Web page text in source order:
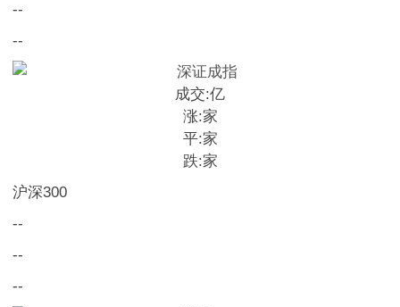
--
--
成交:亿
涨:家
平:家
跌:家
沪深300
--
--
--